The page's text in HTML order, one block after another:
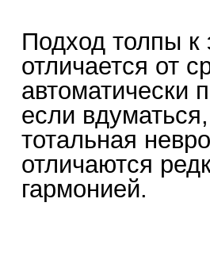
Подход толпы к
отличается от
автоматически
если
тотальная
отличаются
гармонией.